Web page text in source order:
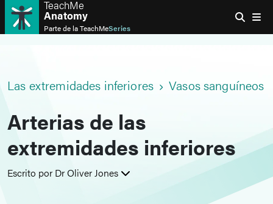
TeachMe
Anatomy
Parte de laTeachMeSeries
Las extremidades inferiores Vasos sanguíneos
Arterias de las
extremidades inferiores
Escrito por Dr Oliver Jones